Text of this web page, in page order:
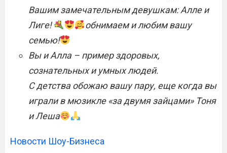
Вашим замечательным девушкам: Алле и
Лиге!
обнимаем и любим вашу
семью!
Вы и Алла – пример здоровых,
сознательных и умных людей.
С детства обожаю вашу пару, еще когда вы
играли в мюзикле «за двумя зайцами» Тоня
и Леша
Новости Шоу-Бизнеса